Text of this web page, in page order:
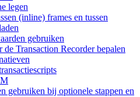
legen
(inline) frames en tussen
gebruiken
de Transaction Recorder bepalen
gebruiken bij optionele stappen en